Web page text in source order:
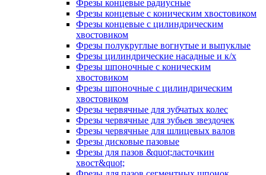
Фрезы концевые радиусные
Фрезы концевые с коническим хвостовиком
Фрезы концевые с цилиндрическим
хвостовиком
Фрезы полукруглые вогнутые и выпуклые
Фрезы цилиндрические насадные и к/х
Фрезы шпоночные с коническим
хвостовиком
Фрезы шпоночные с цилиндрическим
хвостовиком
Фрезы червячные для зубчатых колес
Фрезы червячные для зубьев звездочек
Фрезы червячные для шлицевых валов
Фрезы дисковые пазовые
Фрезы для пазов &quot;ласточкин
хвост&quot;